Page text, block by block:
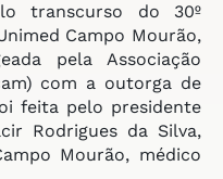
transcurso do 30º
Campo Mourão,
pela Associação
com a outorga de
feita pelo presidente
Rodrigues da Silva,
Mourão, médico